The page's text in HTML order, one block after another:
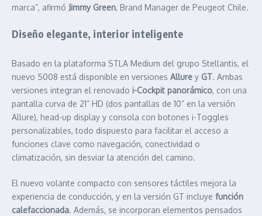
marca”, afirmó Jimmy Green, Brand Manager de Peugeot Chile.
Diseño elegante, interior inteligente
Basado en la plataforma STLA Medium del grupo Stellantis, el
nuevo 5008 está disponible en versiones Allure y GT. Ambas
versiones integran el renovado i-Cockpit panorámico, con una
pantalla curva de 21” HD (dos pantallas de 10” en la versión
Allure), head-up display y consola con botones i-Toggles
personalizables, todo dispuesto para facilitar el acceso a
funciones clave como navegación, conectividad o
climatización, sin desviar la atención del camino.
El nuevo volante compacto con sensores táctiles mejora la
experiencia de conducción, y en la versión GT incluye función
calefaccionada. Además, se incorporan elementos pensados